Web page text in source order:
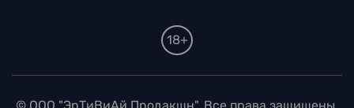
18+
© ООО "ЭрТиВиАй Продакшн". Все права защищены.